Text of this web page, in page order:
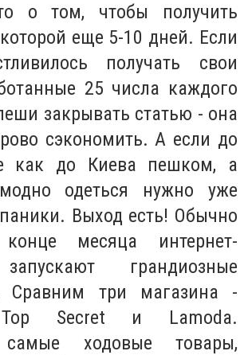
о том, чтобы получить
еще 5-10 дней. Если
получать свои
25 числа каждого
закрывать статью - она
сэкономить. А если до
как до Киева пешком, а
одеться нужно уже
Выход есть! Обычно
месяца интернет-
грандиозные
Сравним три магазина -
Top Secret и Lamoda.
самые ходовые товары,